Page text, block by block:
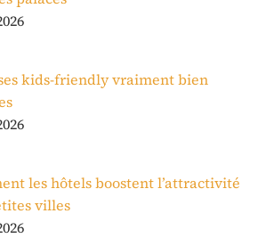
kids-friendly vraiment bien
les hôtels boostent l’attractivité
villes